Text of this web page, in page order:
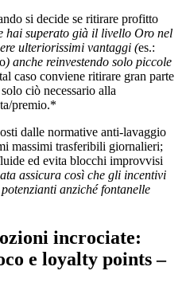
si decide se ritirare profitto
hai superato già il livello Oro nel
ulteriorissimi vantaggi (es.:
) anche reinvestendo solo piccole
caso conviene ritirare gran parte
ciò necessario alla
premio.*
dalle normative anti‑lavaggio
massimi trasferibili giornalieri;
ed evita blocchi improvvisi
assicura così che gli incentivi
anziché fontanelle
incrociate:
e loyalty points –